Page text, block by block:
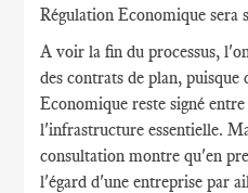
Régulation Economique sera
A voir la fin du processus,
des contrats de plan,
Economique reste signé
l'infrastructure essentielle.
consultation montre qu'en
l'égard d'une entreprise par